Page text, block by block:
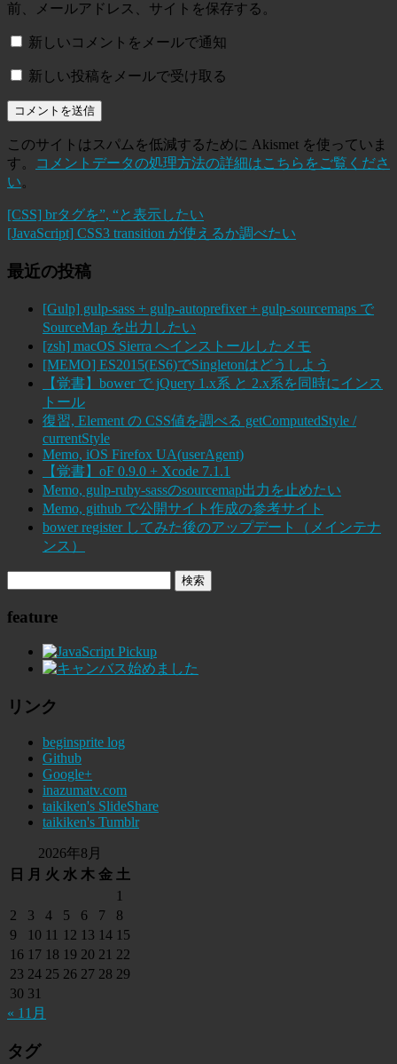
前、メールアドレス、サイトを保存する。
新しいコメントをメールで通知
新しい投稿をメールで受け取る
このサイトはスパムを低減するために Akismet を使っていま
す。
コメントデータの処理方法の詳細はこちらをご覧くださ
い。
[CSS] brタグを”, “と表示したい
[JavaScript] CSS3 transition が使えるか調べたい
最近の投稿
[Gulp] gulp-sass + gulp-autoprefixer + gulp-sourcemaps で
SourceMap を出力したい
[zsh] macOS Sierra へインストールしたメモ
[MEMO] ES2015(ES6)でSingletonはどうしよう
【覚書】bower で jQuery 1.x系 と 2.x系を同時にインス
トール
復習, Element の CSS値を調べる getComputedStyle /
currentStyle
Memo, iOS Firefox UA(userAgent)
【覚書】oF 0.9.0 + Xcode 7.1.1
Memo, gulp-ruby-sassのsourcemap出力を止めたい
Memo, github で公開サイト作成の参考サイト
bower register してみた後のアップデート（メインテナ
ンス）
feature
リンク
beginsprite log
Github
Google+
inazumatv.com
taikiken's SlideShare
taikiken's Tumblr
2026年8月
日
月 火 水 木 金 土
1
2
3 4 5 6 7
8
9
10 11 12 13 14 15
16 17 18 19 20 21 22
23 24 25 26 27 28 29
30 31
« 11月
タグ